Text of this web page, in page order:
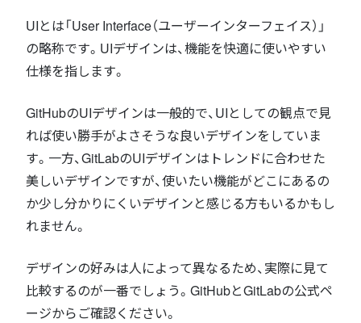
UIとは「User Interface（ユーザーインターフェイス）」
の略称です。UIデザインは、機能を快適に使いやすい
仕様を指します。
GitHubのUIデザインは一般的で、UIとしての観点で見
れば使い勝手がよさそうな良いデザインをしていま
す。一方、GitLabのUIデザインはトレンドに合わせた
美しいデザインですが、使いたい機能がどこにあるの
か少し分かりにくいデザインと感じる方もいるかもし
れません。
デザインの好みは人によって異なるため、実際に見て
比較するのが一番でしょう。GitHubとGitLabの公式ペ
ージからご確認ください。